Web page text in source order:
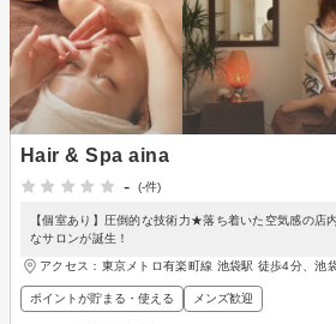
Hair & Spa aina
-
(-件)
【個室あり】圧倒的な技術力★落ち着いた空気感の
なサロンが誕生！
アクセス：東京メトロ有楽町線 池袋駅 徒歩4分、池
ポイントが貯まる・使える メンズ歓迎